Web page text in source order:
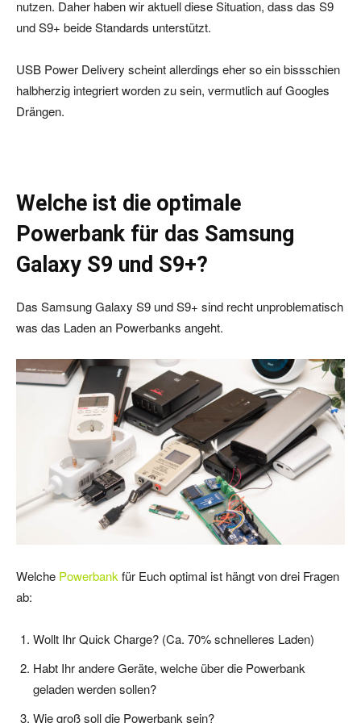
nutzen. Daher haben wir aktuell diese Situation, dass das S9
und S9+ beide Standards unterstützt.
USB Power Delivery scheint allerdings eher so ein bissschien
halbherzig integriert worden zu sein, vermutlich auf Googles
Drängen.
Welche ist die optimale
Powerbank für das Samsung
Galaxy S9 und S9+?
Das Samsung Galaxy S9 und S9+ sind recht unproblematisch
was das Laden an Powerbanks angeht.
Welche Powerbank für Euch optimal ist hängt von drei Fragen
ab:
Wollt Ihr Quick Charge? (Ca. 70% schnelleres Laden)
Habt Ihr andere Geräte, welche über die Powerbank
geladen werden sollen?
Wie groß soll die Powerbank sein?